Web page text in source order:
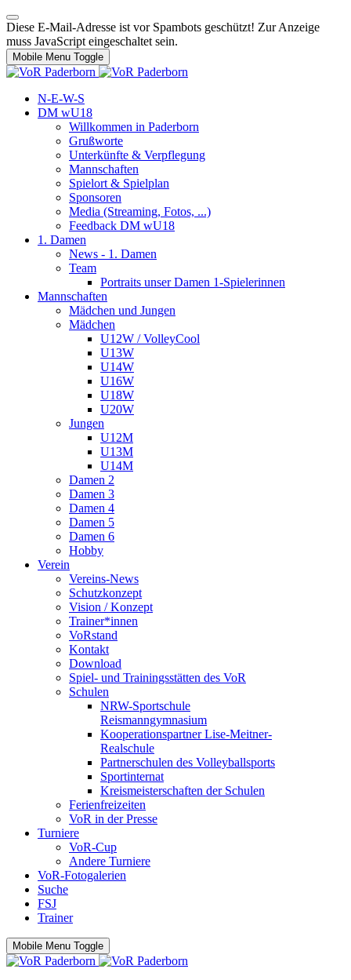
Diese E-Mail-Adresse ist vor Spambots geschützt! Zur Anzeige
muss JavaScript eingeschaltet sein.
Mobile Menu Toggle
N-E-W-S
DM wU18
Willkommen in Paderborn
Grußworte
Unterkünfte & Verpflegung
Mannschaften
Spielort & Spielplan
Sponsoren
Media (Streaming, Fotos, ...)
Feedback DM wU18
1. Damen
News - 1. Damen
Team
Portraits unser Damen 1-Spielerinnen
Mannschaften
Mädchen und Jungen
Mädchen
U12W / VolleyCool
U13W
U14W
U16W
U18W
U20W
Jungen
U12M
U13M
U14M
Damen 2
Damen 3
Damen 4
Damen 5
Damen 6
Hobby
Verein
Vereins-News
Schutzkonzept
Vision / Konzept
Trainer*innen
VoRstand
Kontakt
Download
Spiel- und Trainingsstätten des VoR
Schulen
NRW-Sportschule
Reismanngymnasium
Kooperationspartner Lise-Meitner-
Realschule
Partnerschulen des Volleyballsports
Sportinternat
Kreismeisterschaften der Schulen
Ferienfreizeiten
VoR in der Presse
Turniere
VoR-Cup
Andere Turniere
VoR-Fotogalerien
Suche
FSJ
Trainer
Mobile Menu Toggle